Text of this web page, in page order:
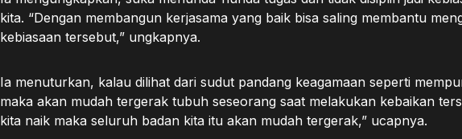
kita. “Dengan membangun kerjasama yang baik bisa saling membantu
kebiasaan tersebut,” ungkapnya.
Ia menuturkan, kalau dilihat dari sudut pandang keagamaan seperti
maka akan mudah tergerak tubuh seseorang saat melakukan kebaikan
kita naik maka seluruh badan kita itu akan mudah tergerak,” ucapnya.